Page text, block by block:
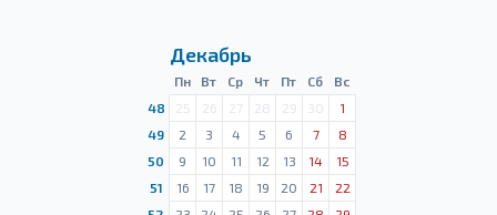
Декабрь
Пн Вт Ср Чт Пт Сб
Вс
48
25 26 27 28 29 30
1
49
2 3 4 5 6 7
8
50
9 10 11 12 13 14
15
51
16 17 18 19 20 21
22